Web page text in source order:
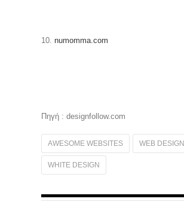
10. numomma.com
Πηγή : designfollow.com
AWESOME WEBSITES WEB DESIGN
WHITE DESIGN